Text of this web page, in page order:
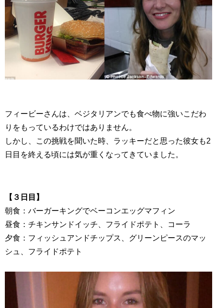
フィービーさんは、ベジタリアンでも食べ物に強いこだわ
りをもっているわけではありません。
しかし、この挑戦を聞いた時、ラッキーだと思った彼女も2
日目を終える頃には気が重くなってきていました。
【３日目】
朝食：バーガーキングでベーコンエッグマフィン
昼食：チキンサンドイッチ、フライドポテト、コーラ
夕食：フィッシュアンドチップス、グリーンピースのマッ
シュ、フライドポテト